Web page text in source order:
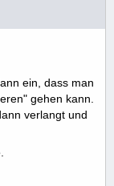
ein, dass man
gehen kann.
verlangt und